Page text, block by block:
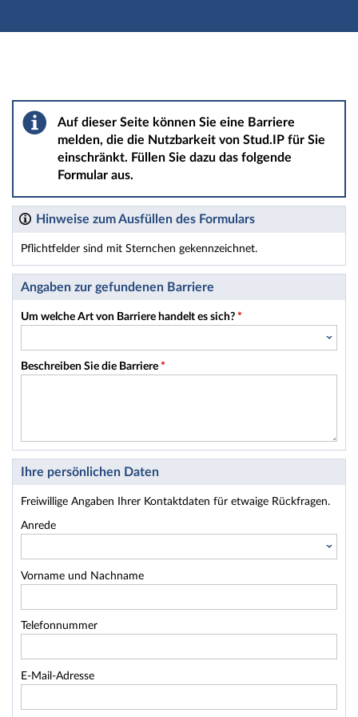
Hauptnavigation
Barriere melden
Auf dieser Seite können Sie eine Barriere
melden, die die Nutzbarkeit von Stud.IP für Sie
einschränkt. Füllen Sie dazu das folgende
Formular aus.
Hinweise zum Ausfüllen des Formulars
Pflichtfelder sind mit Sternchen gekennzeichnet.
Dieses Formular enthält Pflichtfelder.
Angaben zur gefundenen Barriere
Um welche Art von Barriere handelt es sich? *
Beschreiben Sie die Barriere *
Ihre persönlichen Daten
Freiwillige Angaben Ihrer Kontaktdaten für etwaige Rückfragen.
Anrede
Vorname und Nachname
Telefonnummer
E-Mail-Adresse